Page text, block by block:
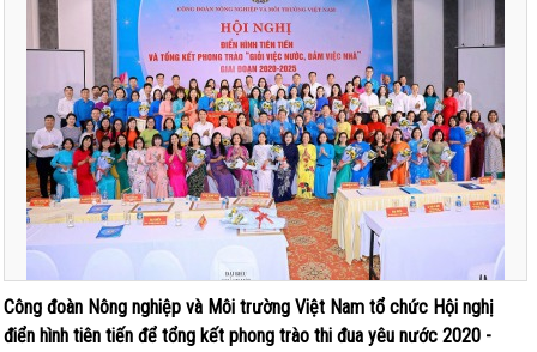
Công đoàn Nông nghiệp và Môi trường Việt Nam tổ chức Hội nghị
điển hình tiên tiến để tổng kết phong trào thi đua yêu nước 2020 -